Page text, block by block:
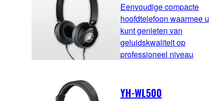
Eenvoudige compacte
hoofdtelefoon waarmee u
kunt genieten van
geluidskwaliteit op
professioneel niveau
YH-WL500